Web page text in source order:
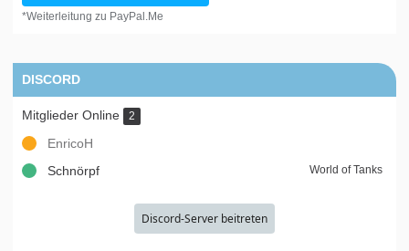
*Weiterleitung zu PayPal.Me
DISCORD
Mitglieder Online 2
EnricoH
Schnörpf
World of Tanks
Discord-Server beitreten